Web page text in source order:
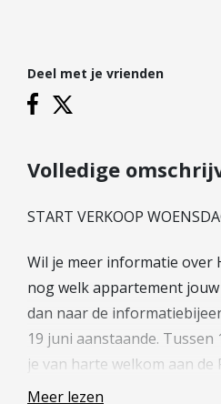
Financiële check
Banken
Duurzame hypotheek
Reviews
Over Ons
Ons Team
Vacatures
FAQ
Deel met je vrienden
Volledige
START VERKOOP
Wil je meer informatie over
nog welk appartement
dan naar de
19 juni aanstaande. Tussen
je van harte welkom aan de
Houten en staat het
Meer lezen